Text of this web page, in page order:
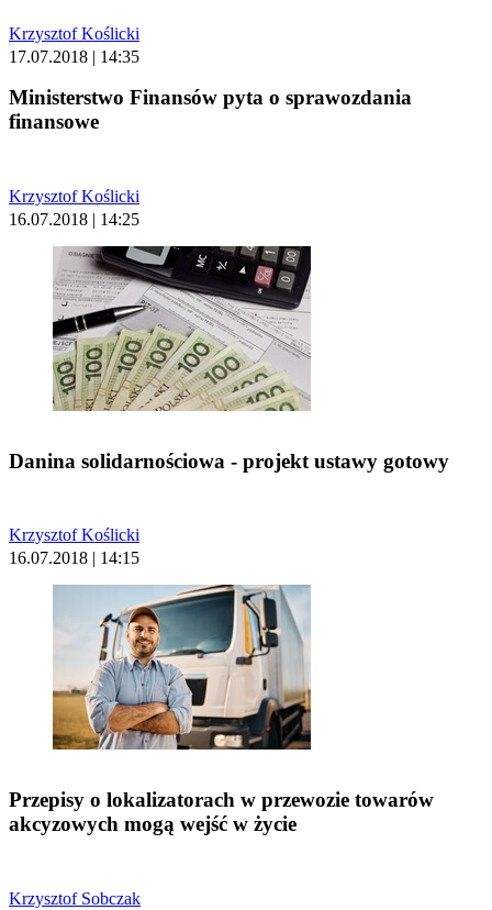
Krzysztof Koślicki
17.07.2018 | 14:35
Ministerstwo Finansów pyta o sprawozdania
finansowe
Krzysztof Koślicki
16.07.2018 | 14:25
Danina solidarnościowa - projekt ustawy gotowy
Krzysztof Koślicki
16.07.2018 | 14:15
Przepisy o lokalizatorach w przewozie towarów
akcyzowych mogą wejść w życie
Krzysztof Sobczak